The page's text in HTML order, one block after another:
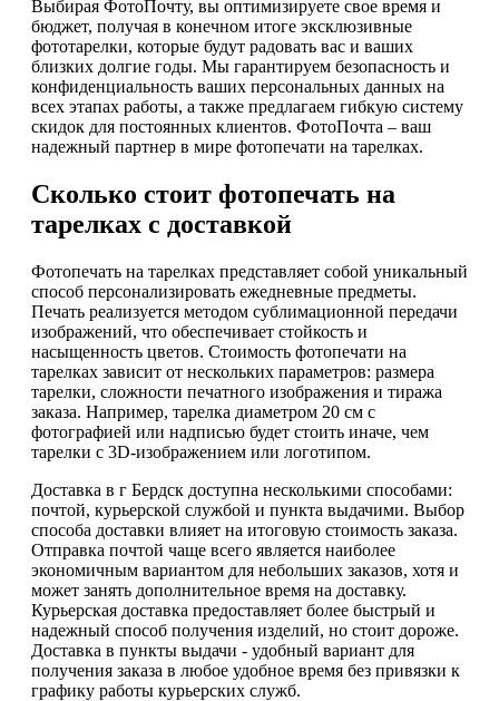
Выбирая ФотоПочту, вы оптимизируете свое время и
бюджет, получая в конечном итоге эксклюзивные
фототарелки, которые будут радовать вас и ваших
близких долгие годы. Мы гарантируем безопасность и
конфиденциальность ваших персональных данных на
всех этапах работы, а также предлагаем гибкую систему
скидок для постоянных клиентов. ФотоПочта – ваш
надежный партнер в мире фотопечати на тарелках.
Сколько стоит фотопечать на
тарелках с доставкой
Фотопечать на тарелках представляет собой уникальный
способ персонализировать ежедневные предметы.
Печать реализуется методом сублимационной передачи
изображений, что обеспечивает стойкость и
насыщенность цветов. Стоимость фотопечати на
тарелках зависит от нескольких параметров: размера
тарелки, сложности печатного изображения и тиража
заказа. Например, тарелка диаметром 20 см с
фотографией или надписью будет стоить иначе, чем
тарелки с 3D-изображением или логотипом.
Доставка в г Бердск доступна несколькими способами:
почтой, курьерской службой и пункта выдачими. Выбор
способа доставки влияет на итоговую стоимость заказа.
Отправка почтой чаще всего является наиболее
экономичным вариантом для небольших заказов, хотя и
может занять дополнительное время на доставку.
Курьерская доставка предоставляет более быстрый и
надежный способ получения изделий, но стоит дороже.
Доставка в пункты выдачи - удобный вариант для
получения заказа в любое удобное время без привязки к
графику работы курьерских служб.